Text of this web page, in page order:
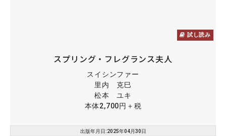
試し読み
スプリング・フレグランス夫人
スイシンファー
里内 克巳
松本 ユキ
本体2,700円＋税
出版年月日:2025年04月30日